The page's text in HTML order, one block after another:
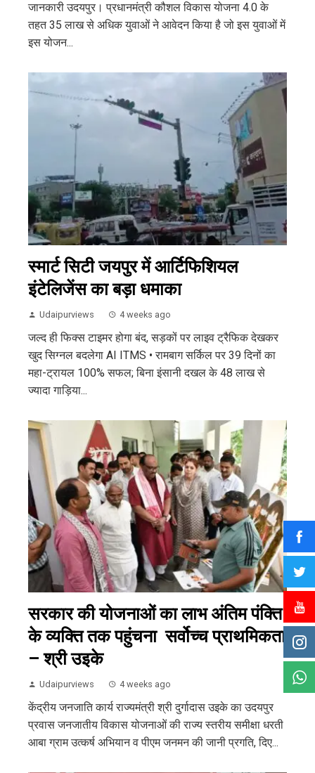
जानकारी उदयपुर। प्रधानमंत्री कौशल विकास योजना 4.0 के
तहत 35 लाख से अधिक युवाओं ने आवेदन किया है जो इस युवाओं में
इस योजन...
स्मार्ट सिटी जयपुर में आर्टिफिशियल
इंटेलिजेंस का बड़ा धमाका
Udaipurviews 4 weeks ago
जल्द ही फिक्स टाइमर होगा बंद, सड़कों पर लाइव ट्रैफिक देखकर
खुद सिग्नल बदलेगा AI ITMS • रामबाग सर्किल पर 39 दिनों का
महा-ट्रायल 100% सफल; बिना इंसानी दखल के 48 लाख से
ज्यादा गाड़िया...
सरकार की योजनाओं का लाभ अंतिम पंक्ति
के व्यक्ति तक पहुंचना सर्वोच्च प्राथमिकता
– श्री उइके
Udaipurviews 4 weeks ago
केंद्रीय जनजाति कार्य राज्यमंत्री श्री दुर्गादास उइके का उदयपुर
प्रवास जनजातीय विकास योजनाओं की राज्य स्तरीय समीक्षा धरती
आबा ग्राम उत्कर्ष अभियान व पीएम जनमन की जानी प्रगति, दिए...